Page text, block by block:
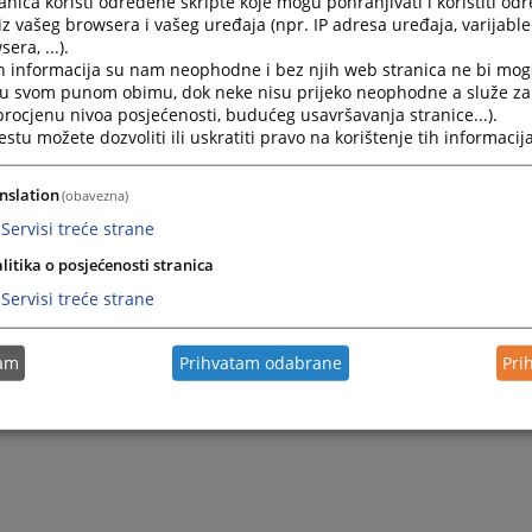
K 044892 23 Kod 20. 5. 2024. godine, pravosnažna 26. 6.
vašeg browsera i vašeg uređaja (npr. IP adresa uređaja,
...).
informacija su nam neophodne i bez njih web stranica ne bi
svom punom obimu, dok neke nisu prijeko neophodne a služe
nivoa posjećenosti, budućeg usavršavanja stranice...).
možete dozvoliti ili uskratiti pravo na korištenje tih
(obavezna)
Servisi treće strane
o posjećenosti stranica
Servisi treće strane
Prihvatam odabrane